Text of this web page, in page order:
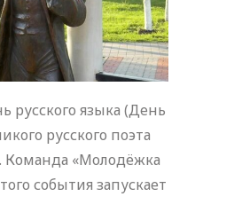
языка (День
русского поэта
Команда «Молодёжка
события запускает